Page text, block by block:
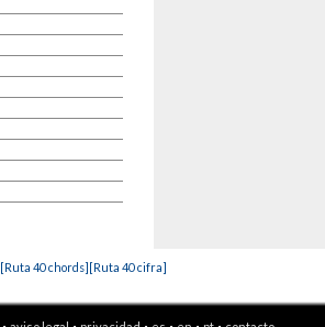
[Ruta 40 chords][Ruta 40 cifra]